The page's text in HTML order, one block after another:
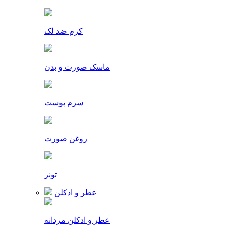
کرم ضد لک
ماسک صورت و بدن
سرم پوست
روغن صورت
تونر
عطر و ادکلن
عطر و ادکلن مردانه